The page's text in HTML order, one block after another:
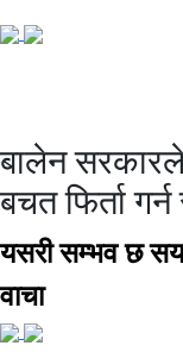
बालेन
बचत फिर्ता
यसरी सम्भव छ सय
वाचा